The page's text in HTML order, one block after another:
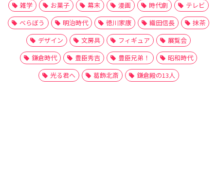
雑学
お菓子 幕末 漫画 時代劇
テレビ
べらぼう
明治時代 徳川家康 織田信長
抹茶
デザイン
文房具 フィギュア
展覧会
鎌倉時代
豊臣秀吉 豊臣兄弟！
昭和時代
光る君へ
葛飾北斎 鎌倉殿の13人